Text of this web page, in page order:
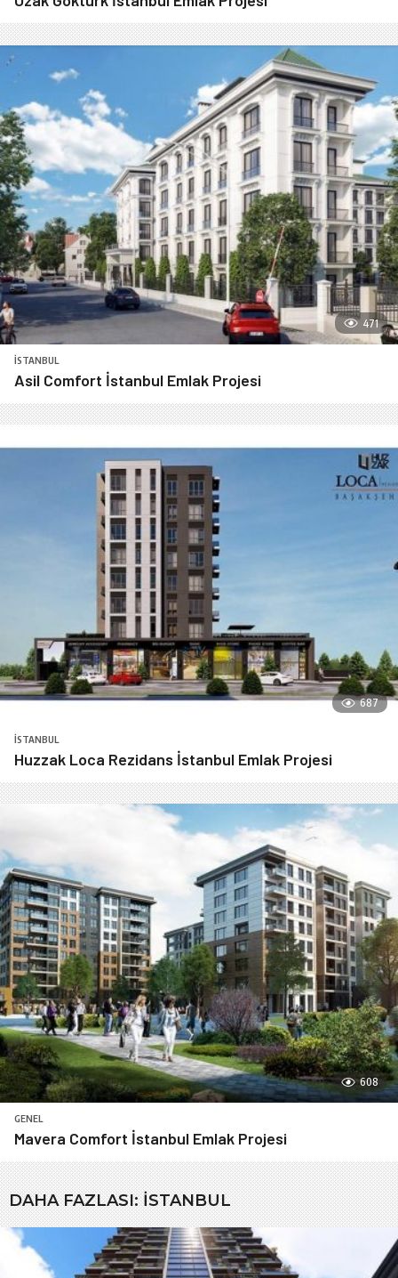
471
İSTANBUL
Asil Comfort İstanbul Emlak Projesi
687
İSTANBUL
Huzzak Loca Rezidans İstanbul Emlak Projesi
608
GENEL
Mavera Comfort İstanbul Emlak Projesi
DAHA FAZLASI:İSTANBUL